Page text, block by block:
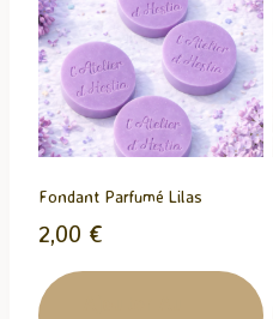
Fondant Parfumé Lilas
2,00 €